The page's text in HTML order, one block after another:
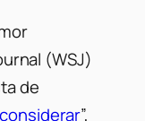
(WSJ)
de
”,